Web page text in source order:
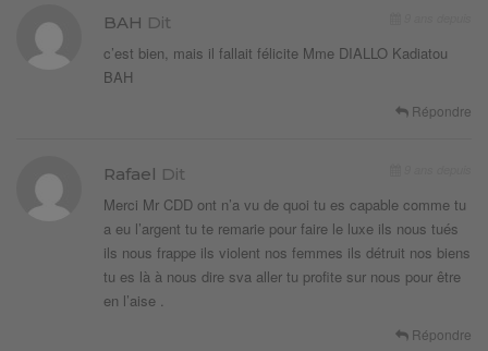
BAH Dit
c’est bien, mais il fallait félicite Mme DIALLO Kadiatou
BAH
Répondre
Rafael Dit
Merci Mr CDD ont n’a vu de quoi tu es capable comme tu
a eu l’argent tu te remarie pour faire le luxe ils nous tués
ils nous frappe ils violent nos femmes ils détruit nos biens
tu es là à nous dire sva aller tu profite sur nous pour être
en l’aise .
Répondre